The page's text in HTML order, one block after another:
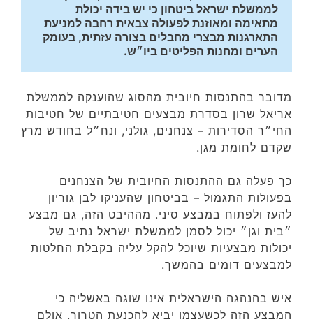
הערים ומחנות הפליטים ביו״ש.
מדובר בהתנסות חיובית מהסוג שהוענקה לממשלת
אריאל שרון בסדרת מבצעים חטיבתיים של חטיבות
החי״ר הסדירות – צנחנים, גולני, ונח״ל בחודש מרץ
שקדם לחומת מגן.
כך פעלה גם ההתנסות החיובית של הצנחנים
בפעולות התגמול – בביטחון שהעניקו לבן גוריון
להעז ולפתוח במבצע סיני. מההיבט הזה, גם מבצע
״בית וגן״ יכול לסמן לממשלת ישראל נתיב של
יכולות מבצעיות שיוכל להקל עליה בקבלת החלטות
למבצעים דומים בהמשך.
איש בהנהגה הישראלית אינו שוגה באשליה כי
המבצע הזה לכשעצמו יביא להכנעת הטרור. אולם